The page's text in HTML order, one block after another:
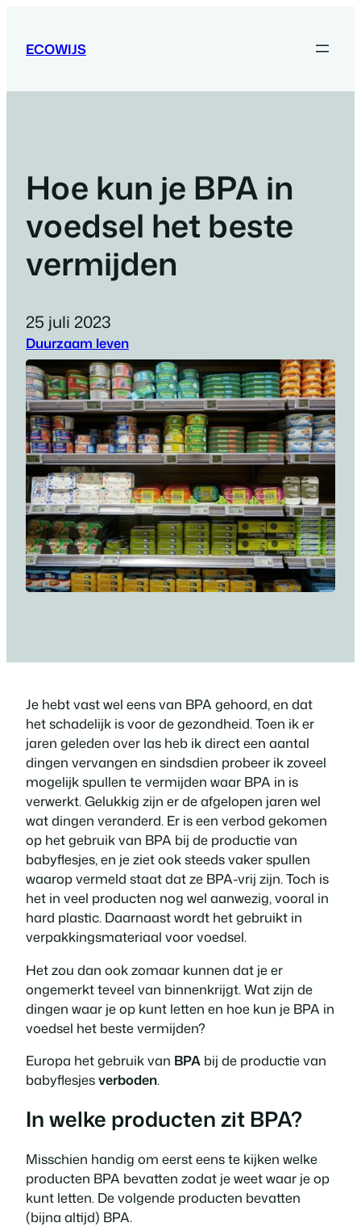
ECOWIJS
Hoe kun je BPA in
voedsel het beste
vermijden
25 juli 2023
Duurzaam leven
Je hebt vast wel eens van BPA gehoord, en dat
het schadelijk is voor de gezondheid. Toen ik er
jaren geleden over las heb ik direct een aantal
dingen vervangen en sindsdien probeer ik zoveel
mogelijk spullen te vermijden waar BPA in is
verwerkt. Gelukkig zijn er de afgelopen jaren wel
wat dingen veranderd. Er is een verbod gekomen
op het gebruik van BPA bij de productie van
babyflesjes, en je ziet ook steeds vaker spullen
waarop vermeld staat dat ze BPA-vrij zijn. Toch is
het in veel producten nog wel aanwezig, vooral in
hard plastic. Daarnaast wordt het gebruikt in
verpakkingsmateriaal voor voedsel.
Het zou dan ook zomaar kunnen dat je er
ongemerkt teveel van binnenkrijgt. Wat zijn de
dingen waar je op kunt letten en hoe kun je BPA in
voedsel het beste vermijden?
Europa het gebruik van BPA bij de productie van
babyflesjesverboden.
In welke producten zit BPA?
Misschien handig om eerst eens te kijken welke
producten BPA bevatten zodat je weet waar je op
kunt letten. De volgende producten bevatten
(bijna altijd) BPA.